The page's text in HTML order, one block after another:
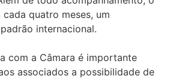
quatro meses, um
internacional.
com a Câmara é importante
associados a possibilidade de